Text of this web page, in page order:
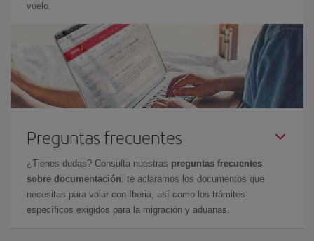
vuelo.
Preguntas frecuentes
¿Tienes dudas? Consulta nuestras preguntas frecuentes
sobre documentación: te aclaramos los documentos que
necesitas para volar con Iberia, así como los trámites
específicos exigidos para la migración y aduanas.